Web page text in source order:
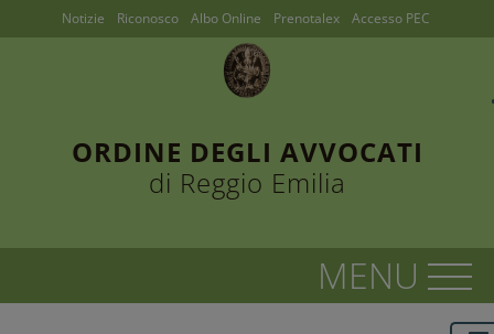
ORDINE DEGLI AVVOCATI
di Reggio Emilia
Notizie Riconosco Albo Online Prenotalex Accesso PEC